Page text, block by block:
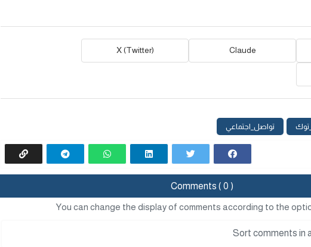
Claude
X (Twitter)
تواصل_اجتماعي
Comments ( 0 )
You can change the display of comments according to the